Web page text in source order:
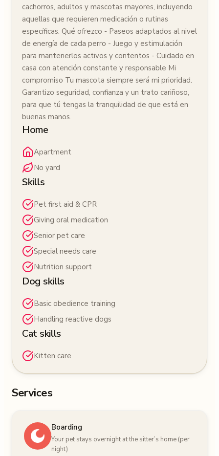
cachorros, adultos y mascotas mayores, incluyendo
aquellas que requieren medicación o rutinas
específicas. Qué ofrezco - Paseos adaptados al nivel
de energía de cada perro - Juego y estimulación
para mantenerlos activos y contentos - Cuidado en
casa con atención constante y responsable Mi
compromiso Tu mascota siempre será mi prioridad.
Garantizo seguridad, confianza y un trato cariñoso,
para que tú tengas la tranquilidad de que está en
buenas manos.
Home
Apartment
No yard
Skills
Pet first aid & CPR
Giving oral medication
Senior pet care
Special needs care
Nutrition support
Dog skills
Basic obedience training
Handling reactive dogs
Cat skills
Kitten care
Services
Boarding
Your pet stays overnight at the sitter’s home (per
night)